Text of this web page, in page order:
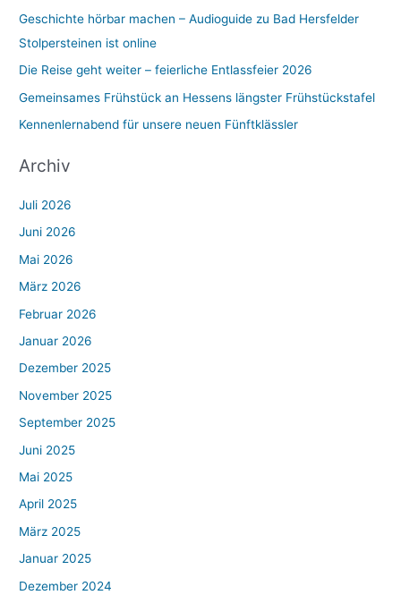
:Geschichte hörbar machen – Audioguide zu Bad Hersfelder
Stolpersteinen ist online
Die Reise geht weiter – feierliche Entlassfeier 2026
Gemeinsames Frühstück an Hessens längster Frühstückstafel
Kennenlernabend für unsere neuen Fünftklässler
Archiv
Juli 2026
Juni 2026
Mai 2026
März 2026
Februar 2026
Januar 2026
Dezember 2025
November 2025
September 2025
Juni 2025
Mai 2025
April 2025
März 2025
Januar 2025
Dezember 2024